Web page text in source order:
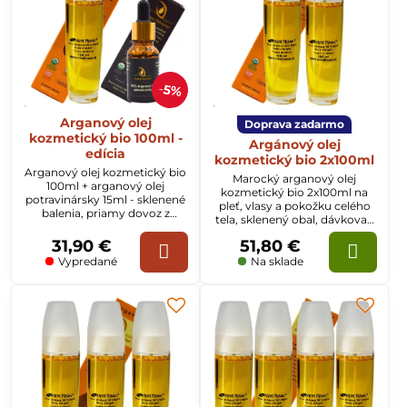
5%
Arganový olej
kozmetický bio 100ml -
edícia
Arganový olej kozmetický bio
100ml + arganový olej
potravinársky 15ml - sklenené
balenia, priamy dovoz z
Vypredané
31,90 €
Doprava zadarmo
Argánový olej
kozmetický bio 2x100ml
Marocký arganový olej
kozmetický bio 2x100ml na
pleť, vlasy a pokožku celého
tela, sklenený obal, dávkovač
Na sklade
51,80 €